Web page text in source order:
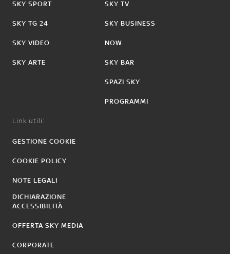
SKY SPORT
SKY TG 24
SKY VIDEO
SKY ARTE
SKY TV
SKY BUSINESS
NOW
SKY BAR
SPAZI SKY
PROGRAMMI
Link utili:
GESTIONE COOKIE
COOKIE POLICY
NOTE LEGALI
DICHIARAZIONE
ACCESSIBILITÀ
OFFERTA SKY MEDIA
CORPORATE